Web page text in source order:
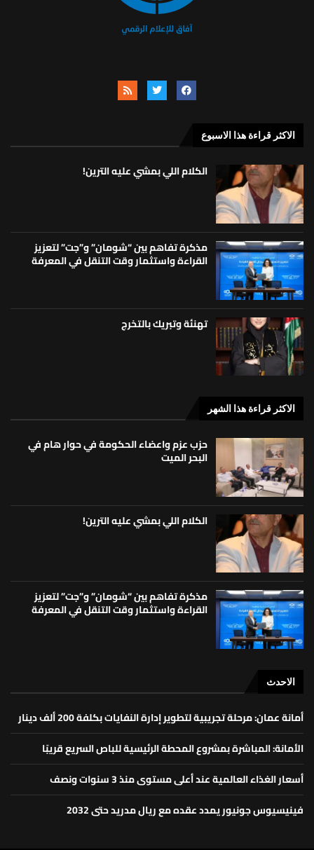
الاكثر قراءة هذا الاسبوع
الكلام اللي بمشي عليه الترين!
مذكرة تفاهم بين “شومان” و”جت” لتعزيز
القراءة واستثمار وقت التنقل في المعرفة
تهنئة وتبريك بالتخرج
الاكثر قراءة هذا الشهر
حزب عزم واعضاء الحكومة في حوار هام في
البحر الميت
الكلام اللي بمشي عليه الترين!
مذكرة تفاهم بين “شومان” و”جت” لتعزيز
القراءة واستثمار وقت التنقل في المعرفة
الاحدث
أمانة عمان: مرحلة تجريبية لتطوير إدارة النفايات بكلفة 200 ألف دينار
الأمانة: المباشرة بمشروع المحطة الرئيسية للباص السريع قريبًا
أسعار الغذاء العالمية عند أعلى مستوى منذ 3 سنوات ونصف
فينيسيوس جونيور يمدد عقده مع ريال مدريد حتى 2032